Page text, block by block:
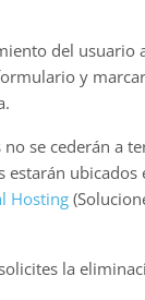
del usuario
y
se cederán a
estarán
Hosting
la